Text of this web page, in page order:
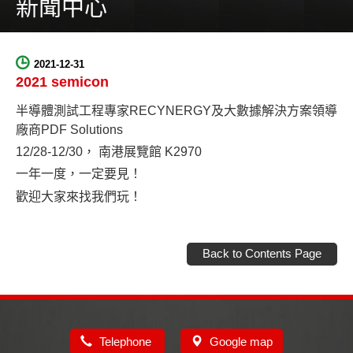
新聞中心
2021-12-31
2021 semicon
半導體測試工程專家RECYNERGY及大數據解決方案領導
廠商PDF Solutions
12/28-12/30， 南港展覽館 K2970
一年一度，一定要見！
歡迎大家來找我們玩！
Back to Contents Page
Telephone Google map